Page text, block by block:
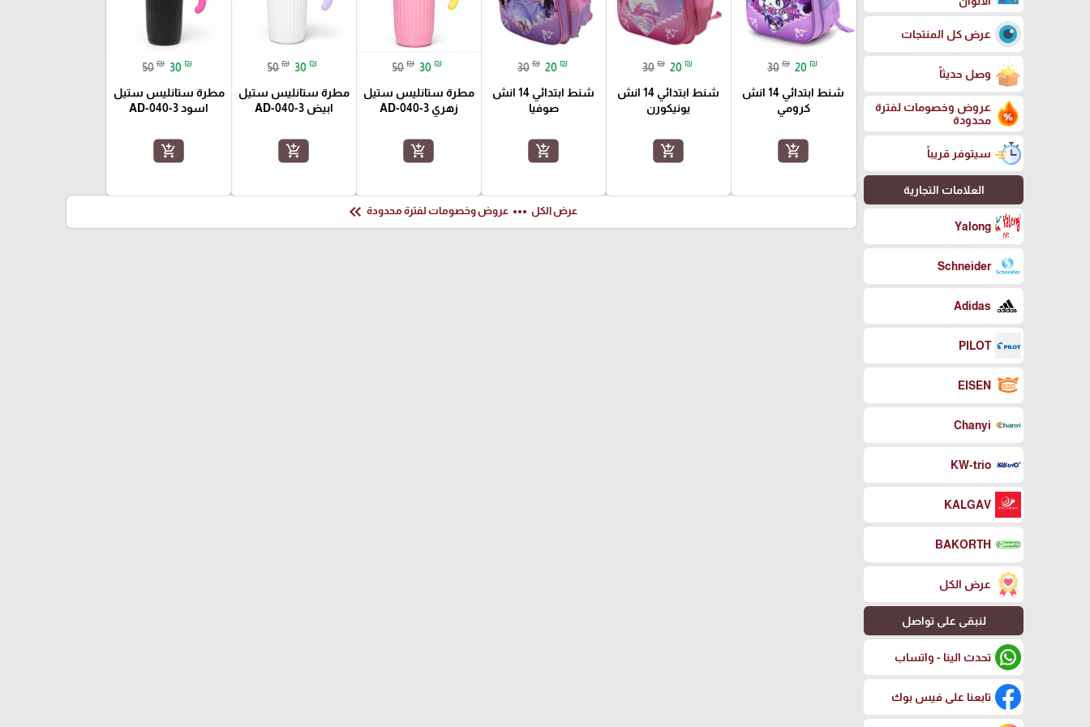
عرض كل المنتجات
وصل حديثاً
عروض وخصومات لفترة
محدودة
سيتوفر قريباً
العلامات التجارية
Yalong
Schneider
Adidas
PILOT
EISEN
Chanyi
KW-trio
KALGAV
BAKORTH
عرض الكل
لنبقى على تواصل
تحدث الينا - واتساب
تابعنا على فيس بوك
30 ₪ 20 ₪
شنط ابتدائي 14 انش
كرومي
add_shopping_cart
30 ₪ 20 ₪
شنط ابتدائي 14 انش
يونيكورن
add_shopping_cart
30 ₪ 20 ₪
شنط ابتدائي 14 انش
صوفيا
add_shopping_cart
50 ₪ 30 ₪
مطرة ستانليس ستيل
زهري AD-040-3
add_shopping_cart
50 ₪ 30 ₪
مطرة ستانليس ستيل
ابيض AD-040-3
add_shopping_cart
50 ₪ 30 ₪
مطرة ستانليس ستيل
اسود AD-040-3
add_shopping_cart
عرض الكل more_horiz عروض وخصومات لفترة محدودة keyboard_double_arrow_left